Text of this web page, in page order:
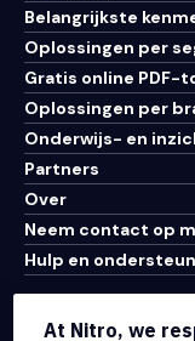
Belangrijkste
Oplossingen per
Gratis online PDF-
Oplossingen per
Onderwijs- en
Partners
Over
Neem contact op
Hulp en
Integraties en API-
At Nitro, we